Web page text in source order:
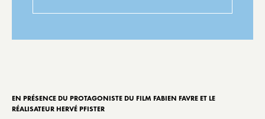
EN PRÉSENCE DU PROTAGONISTE DU FILM FABIEN FAVRE ET LE
RÉALISATEUR HERVÉ PFISTER